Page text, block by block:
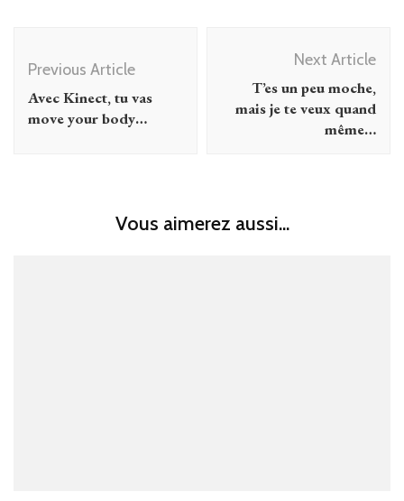
Navigation
Previous Article
Avec Kinect, tu vas
move your body…
Next Article
T’es un peu moche,
mais je te veux quand
même…
Vous aimerez aussi...